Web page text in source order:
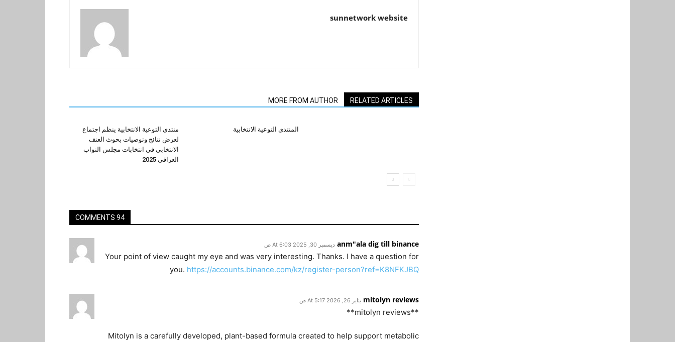
sunnetwork website
RELATED ARTICLES
MORE FROM AUTHOR
منتدى التوعية الانتخابية ينظم اجتماع
لعرض نتائج وتوصيات بحوث العنف
الانتخابي في انتخابات مجلس النواب
العراقي 2025
المنتدى التوعية الانتخابية
94 COMMENTS
anm"ala dig till binance ديسمبر 30, 2025 At 6:03 ص
Your point of view caught my eye and was very interesting. Thanks. I have a question for
you. https://accounts.binance.com/kz/register-person?ref=K8NFKJBQ
mitolyn reviews يناير 26, 2026 At 5:17 ص
**mitolyn reviews**
Mitolyn is a carefully developed, plant-based formula created to help support metabolic